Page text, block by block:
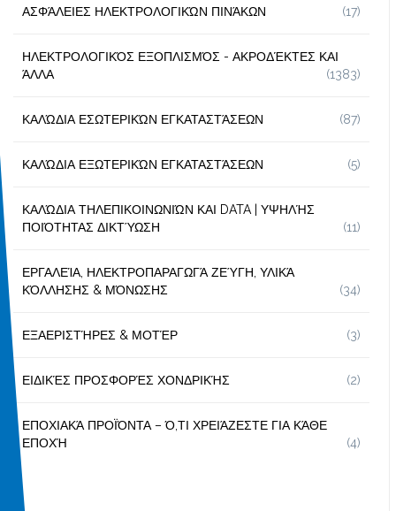
ΑΣΦΆΛΕΙΕΣ ΗΛΕΚΤΡΟΛΟΓΙΚΏΝ ΠΙΝΆΚΩΝ (17)
ΗΛΕΚΤΡΟΛΟΓΙΚΌΣ ΕΞΟΠΛΙΣΜΌΣ - ΑΚΡΟΔΈΚΤΕΣ ΚΑΙ
ΆΛΛΑ
(1383)
ΚΑΛΏΔΙΑ ΕΣΩΤΕΡΙΚΏΝ ΕΓΚΑΤΑΣΤΆΣΕΩΝ (87)
ΚΑΛΏΔΙΑ ΕΞΩΤΕΡΙΚΏΝ ΕΓΚΑΤΑΣΤΆΣΕΩΝ (5)
ΚΑΛΏΔΙΑ ΤΗΛΕΠΙΚΟΙΝΩΝΙΏΝ ΚΑΙ DATA | ΥΨΗΛΉΣ
ΠΟΙΌΤΗΤΑΣ ΔΙΚΤΎΩΣΗ
(11)
ΕΡΓΑΛΕΊΑ, ΗΛΕΚΤΡΟΠΑΡΑΓΩΓΆ ΖΕΎΓΗ, ΥΛΙΚΆ
ΚΌΛΛΗΣΗΣ & ΜΌΝΩΣΗΣ
(34)
ΕΞΑΕΡΙΣΤΉΡΕΣ & ΜΟΤΈΡ (3)
ΕΙΔΙΚΈΣ ΠΡΟΣΦΟΡΈΣ ΧΟΝΔΡΙΚΉΣ (2)
ΕΠΟΧΙΑΚΆ ΠΡΟΪΌΝΤΑ – Ό,ΤΙ ΧΡΕΙΆΖΕΣΤΕ ΓΙΑ ΚΆΘΕ
ΕΠΟΧΉ
(4)